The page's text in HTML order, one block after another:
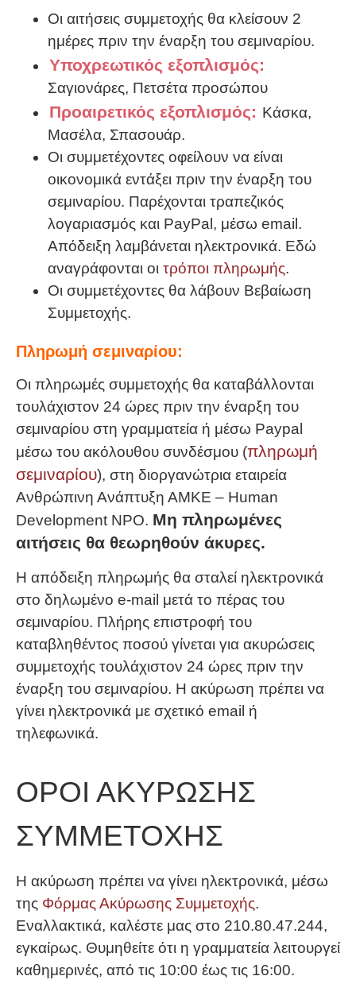
Οι αιτήσεις συμμετοχής θα κλείσουν 2
ημέρες πριν την έναρξη του σεμιναρίου.
Υποχρεωτικός εξοπλισμός:
Σαγιονάρες, Πετσέτα προσώπου
Προαιρετικός εξοπλισμός: Κάσκα,
Μασέλα, Σπασουάρ.
Οι συμμετέχοντες οφείλουν να είναι
οικονομικά εντάξει πριν την έναρξη του
σεμιναρίου. Παρέχονται τραπεζικός
λογαριασμός και PayPal, μέσω email.
Απόδειξη λαμβάνεται ηλεκτρονικά. Εδώ
αναγράφονται οι τρόποι πληρωμής.
Οι συμμετέχοντες θα λάβουν Βεβαίωση
Συμμετοχής.
Πληρωμή σεμιναρίου:
Οι πληρωμές συμμετοχής θα καταβάλλονται
τουλάχιστον 24 ώρες πριν την έναρξη του
σεμιναρίου στη γραμματεία ή μέσω Paypal
μέσω του ακόλουθου συνδέσμου (πληρωμή
σεμιναρίου), στη διοργανώτρια εταιρεία
Ανθρώπινη Ανάπτυξη ΑΜΚΕ – Human
Development NPO. Μη πληρωμένες
αιτήσεις θα θεωρηθούν άκυρες.
Η απόδειξη πληρωμής θα σταλεί ηλεκτρονικά
στο δηλωμένο e-mail μετά το πέρας του
σεμιναρίου. Πλήρης επιστροφή του
καταβληθέντος ποσού γίνεται για ακυρώσεις
συμμετοχής τουλάχιστον 24 ώρες πριν την
έναρξη του σεμιναρίου. Η ακύρωση πρέπει να
γίνει ηλεκτρονικά με σχετικό email ή
τηλεφωνικά.
ΟΡΟΙ ΑΚΥΡΩΣΗΣ
ΣΥΜΜΕΤΟΧΗΣ
Η ακύρωση πρέπει να γίνει ηλεκτρονικά, μέσω
της Φόρμας Ακύρωσης Συμμετοχής.
Εναλλακτικά, καλέστε μας στο 210.80.47.244,
εγκαίρως. Θυμηθείτε ότι η γραμματεία λειτουργεί
καθημερινές, από τις 10:00 έως τις 16:00.